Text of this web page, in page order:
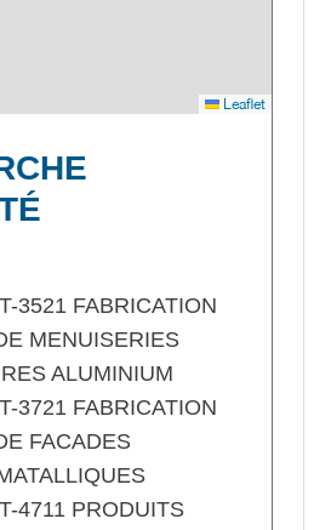
Leaflet
3521 FABRICATION
MENUISERIES
ALUMINIUM
3721 FABRICATION
FACADES
4711 PRODUITS